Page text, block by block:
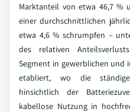
Marktanteil von etwa 46,7 %
einer durchschnittlichen
etwa 4,6 % schrumpfen –
des relativen
Segment in gewerblichen
etabliert, wo die ständige
hinsichtlich der
kabellose Nutzung in